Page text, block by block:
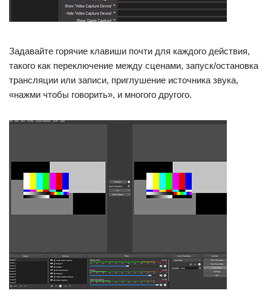
Задавайте горячие клавиши почти для каждого действия,
такого как переключение между сценами, запуск/остановка
трансляции или записи, приглушение источника звука,
«нажми чтобы говорить», и многого другого.